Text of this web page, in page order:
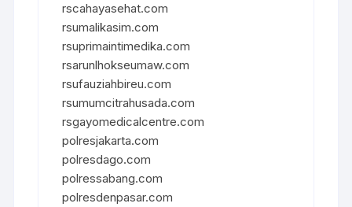
rscahayasehat.com
rsumalikasim.com
rsuprimaintimedika.com
rsarunlhokseumaw.com
rsufauziahbireu.com
rsumumcitrahusada.com
rsgayomedicalcentre.com
polresjakarta.com
polresdago.com
polressabang.com
polresdenpasar.com